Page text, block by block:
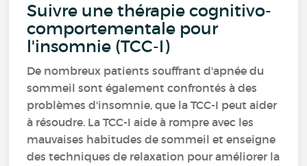
Suivre une thérapie cognitivo-
comportementale pour
l'insomnie (TCC-I)
De nombreux patients souffrant d'apnée du
sommeil sont également confrontés à des
problèmes d'insomnie, que la TCC-I peut aider
à résoudre. La TCC-I aide à rompre avec les
mauvaises habitudes de sommeil et enseigne
des techniques de relaxation pour améliorer la